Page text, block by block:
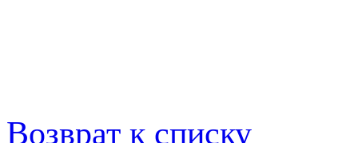
Возврат к списку